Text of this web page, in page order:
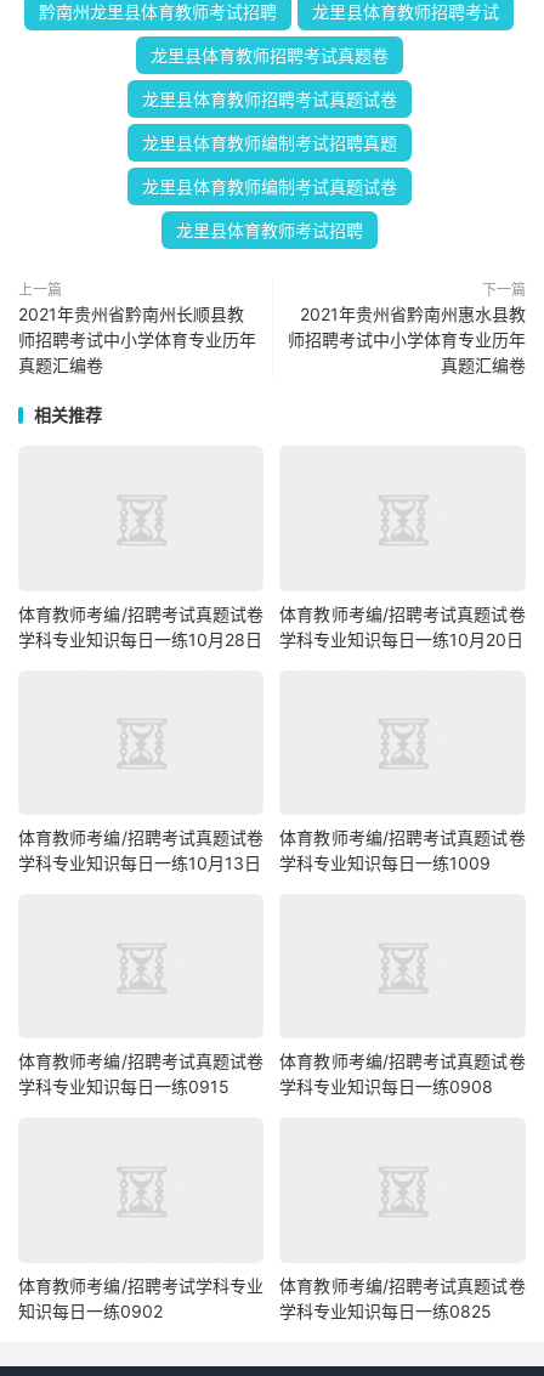
黔南州龙里县体育教师考试招聘 龙里县体育教师招聘考试
龙里县体育教师招聘考试真题卷
龙里县体育教师招聘考试真题试卷
龙里县体育教师编制考试招聘真题
龙里县体育教师编制考试真题试卷
龙里县体育教师考试招聘
上一篇
2021年贵州省黔南州长顺县教
师招聘考试中小学体育专业历年
真题汇编卷
下一篇
2021年贵州省黔南州惠水县教
师招聘考试中小学体育专业历年
真题汇编卷
相关推荐
体育教师考编/招聘考试真题试卷
学科专业知识每日一练10月28日
体育教师考编/招聘考试真题试卷
学科专业知识每日一练10月20日
体育教师考编/招聘考试真题试卷
学科专业知识每日一练10月13日
体育教师考编/招聘考试真题试卷
学科专业知识每日一练1009
体育教师考编/招聘考试真题试卷
学科专业知识每日一练0915
体育教师考编/招聘考试真题试卷
学科专业知识每日一练0908
体育教师考编/招聘考试学科专业
知识每日一练0902
体育教师考编/招聘考试真题试卷
学科专业知识每日一练0825